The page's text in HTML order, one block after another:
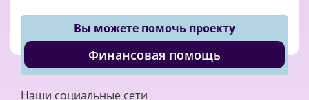
Вы можете помочь проекту
Финансовая помощь
Наши социальные сети